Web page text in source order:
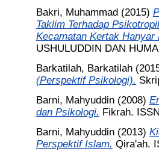
Bakri, Muhammad (2015)
Taklim Terhadap
Kecamatan Kertak Hanyar
USHULUDDIN DAN
Barkatilah, Barkatilah
(Perspektif Psikologi).
Barni, Mahyuddin(2008)
dan Psikologi. Fikrah.
Barni, Mahyuddin(2013)
Perspektif Islam. Qira'ah.